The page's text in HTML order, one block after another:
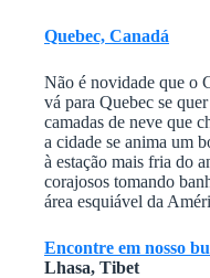
Quebec, Canadá
Não é novidade que o
vá para Quebec se
camadas de neve que
a cidade se anima um
à estação mais fria do
corajosos tomando
área esquiável da
Encontre em nosso
Lhasa, Tibet